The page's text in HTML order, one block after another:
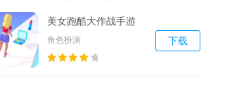
美女跑酷大作战手游
角色扮演 下载